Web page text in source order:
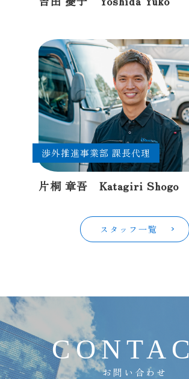
渉外推進事業部 課長代理
片桐 章吾 Katagiri Shogo
スタッフ一覧
CONTA C
お問い合わせ